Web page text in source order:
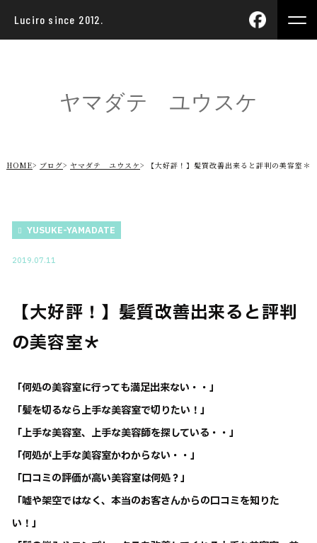
Luciro since 2012.
ヤマダテ ユウスケ
HOME ブログ ヤマダテ ユウスケ 【大好評！】髪質改善出来ると評判の美容室＊
YUSUKE-YAMADATE
2019.07.11
【大好評！】髪質改善出来ると評判
の美容室＊
「何処の美容室に行っても満足出来ない・・」
「髪を切るなら上手な美容室で切りたい！」
「上手な美容室、上手な美容師を探している・・」
「何処が上手な美容室かわからない・・」
「口コミの評価が高い美容室は何処？」
「嘘や架空ではなく、本当のお客さんからの口コミを知りた
い！」